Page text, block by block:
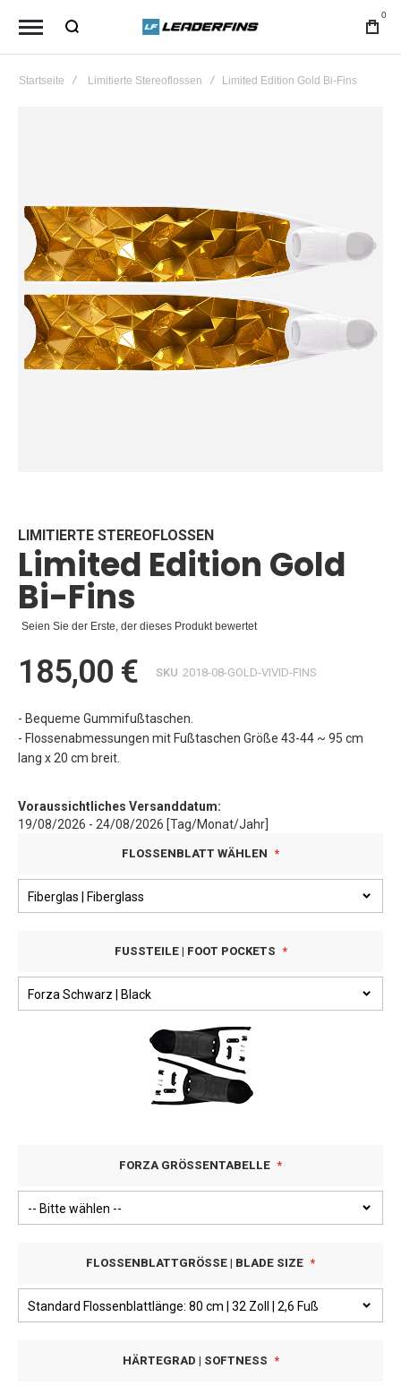
0
Startseite Limitierte Stereoflossen Limited Edition Gold Bi-Fins
Bildgalerie
springen
LIMITIERTE STEREOFLOSSEN
Limited Edition Gold
Bi-Fins
Seien Sie der Erste, der dieses Produkt bewertet
185,00 € SKU 2018-08-GOLD-VIVID-FINS
- Bequeme Gummifußtaschen.
- Flossenabmessungen mit Fußtaschen Größe 43-44 ~ 95 cm
lang x 20 cm breit.
Voraussichtliches Versanddatum:
19/08/2026 - 24/08/2026 [Tag/Monat/Jahr]
FLOSSENBLATT WÄHLEN
FUSSTEILE | FOOT POCKETS
FORZA GRÖSSENTABELLE
FLOSSENBLATTGRÖSSE | BLADE SIZE
HÄRTEGRAD | SOFTNESS